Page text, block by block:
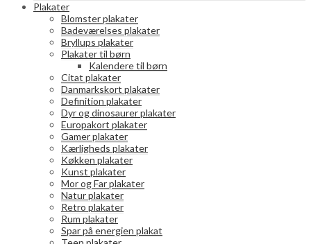
Plakater
Blomster plakater
Badeværelses plakater
Bryllups plakater
Plakater til børn
Kalendere til børn
Citat plakater
Danmarkskort plakater
Definition plakater
Dyr og dinosaurer plakater
Europakort plakater
Gamer plakater
Kærligheds plakater
Køkken plakater
Kunst plakater
Mor og Far plakater
Natur plakater
Retro plakater
Rum plakater
Spar på energien plakat